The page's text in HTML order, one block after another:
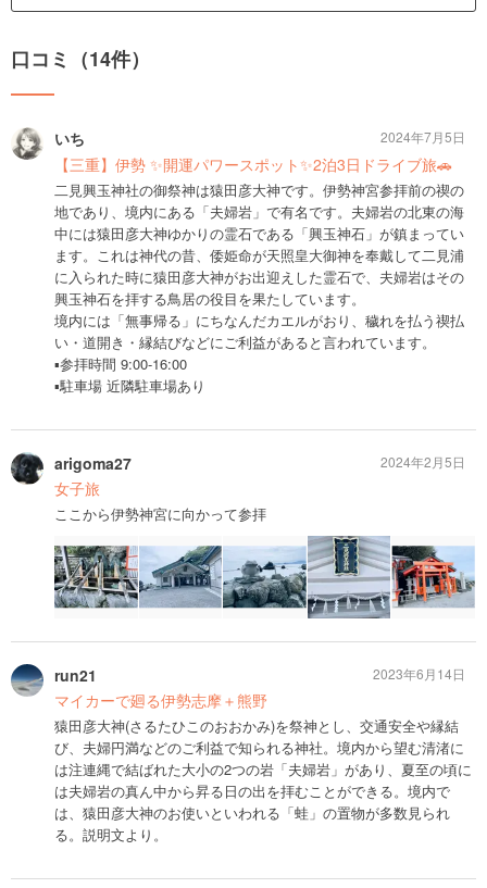
口コミ（14件）
いち
【三重】伊勢 ✨開運パワースポット✨2泊3日ドライブ旅🚗
二見興玉神社の御祭神は猿田彦大神です。伊勢神宮参拝前の禊の
地であり、境内にある「夫婦岩」で有名です。夫婦岩の北東の海
中には猿田彦大神ゆかりの霊石である「興玉神石」が鎮まってい
ます。これは神代の昔、倭姫命が天照皇大御神を奉戴して二見浦
に入られた時に猿田彦大神がお出迎えした霊石で、夫婦岩はその
興玉神石を拝する鳥居の役目を果たしています。
境内には「無事帰る」にちなんだカエルがおり、穢れを払う禊払
い・道開き・縁結びなどにご利益があると言われています。
▪️参拝時間 9:00-16:00
▪️駐車場 近隣駐車場あり
2024年7月5日
arigoma27
女子旅
ここから伊勢神宮に向かって参拝
2024年2月5日
run21
マイカーで廻る伊勢志摩＋熊野
猿田彦大神(さるたひこのおおかみ)を祭神とし、交通安全や縁結
び、夫婦円満などのご利益で知られる神社。境内から望む清渚に
は注連縄で結ばれた大小の2つの岩「夫婦岩」があり、夏至の頃に
は夫婦岩の真ん中から昇る日の出を拝むことができる。境内で
は、猿田彦大神のお使いといわれる「蛙」の置物が多数見られ
る。説明文より。
2023年6月14日